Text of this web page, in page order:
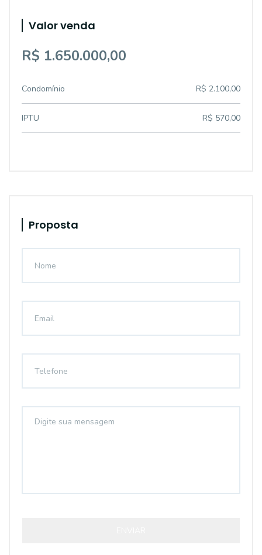
Valor venda
R$ 1.650.000,00
Condomínio R$ 2.100,00
IPTU R$ 570,00
Proposta